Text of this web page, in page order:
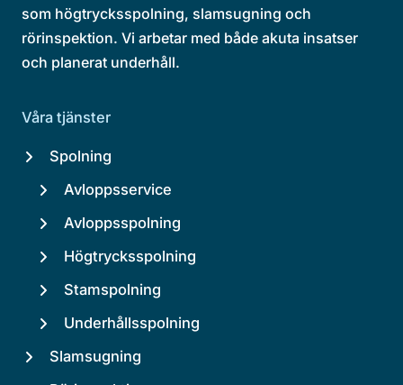
som högtrycksspolning, slamsugning och
rörinspektion. Vi arbetar med både akuta insatser
och planerat underhåll.
Våra tjänster
Spolning
Avloppsservice
Avloppsspolning
Högtrycksspolning
Stamspolning
Underhållsspolning
Slamsugning